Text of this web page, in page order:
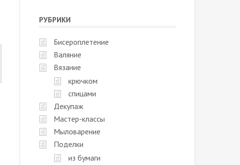
РУБРИКИ
Бисероплетение
Валяние
Вязание
крючком
спицами
Декупаж
Мастер-классы
Мыловарение
Поделки
из бумаги